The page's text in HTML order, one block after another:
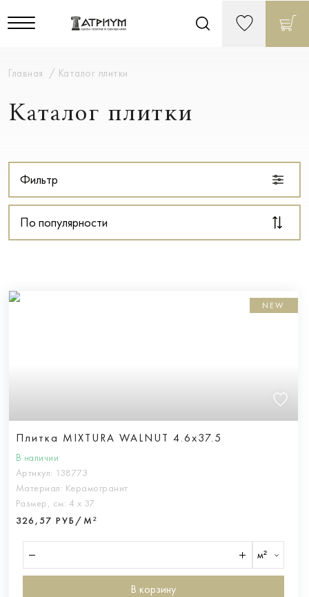
Главная Каталог плитки
Каталог плитки
Фильтр
По популярности
NEW
Плитка MIXTURA WALNUT 4.6x37.5
В наличии
Артикул: 138773
Материал: Керамогранит
Размер, см: 4 х 37
326,57 РУБ/М²
м²
В корзину